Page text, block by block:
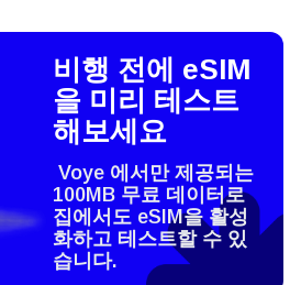
비행 전에 eSIM
을 미리 테스트
해보세요
Voye 에서만 제공되는
100MB 무료 데이터로
집에서도 eSIM을 활성
화하고 테스트할 수 있
습니다.